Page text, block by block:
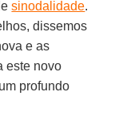
sinodalidade.
dissemos
e as
este novo
profundo